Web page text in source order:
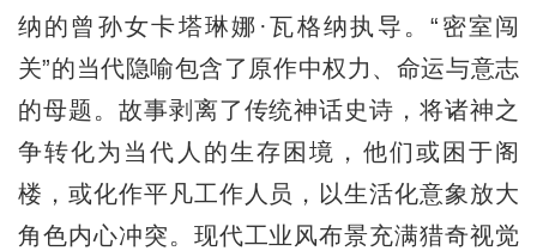
纳的曾孙女卡塔琳娜·瓦格纳执导。“密室闯
关”的当代隐喻包含了原作中权力、命运与意志
的母题。故事剥离了传统神话史诗，将诸神之
争转化为当代人的生存困境，他们或困于阁
楼，或化作平凡工作人员，以生活化意象放大
角色内心冲突。现代工业风布景充满猎奇视觉